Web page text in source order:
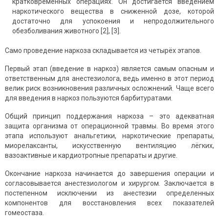
наркотического вещества в сниженной дозе, которой
достаточно для успокоения и непродолжительного
обезболивания животного [2], [3].
Само проведение наркоза складывается из четырёх этапов.
Первый этап (введение в наркоз) является самым опасным и
ответственным для анестезиолога, ведь именно в этот период
велик риск возникновения различных осложнений. Чаще всего
для введения в наркоз пользуются барбитуратами.
Общий принцип поддержания наркоза – это адекватная
защита организма от операционной травмы. Во время этого
этапа используют анальгетики, наркотические препараты,
миорелаксанты, искусственную вентиляцию лёгких,
вазоактивные и кардиотропные препараты и другие.
Окончание наркоза начинается до завершения операции и
согласовывается анестезиологом и хирургом. Заключается в
постепенном исключении из анестезии определенных
компонентов для восстановления всех показателей
гомеостаза.